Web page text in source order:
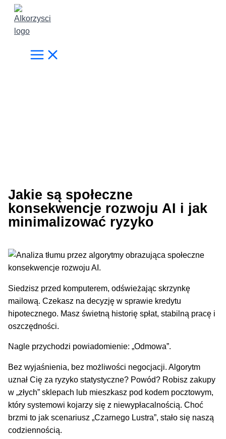
Przejdź
treści
Jakie są społeczne
konsekwencje rozwoju AI i jak
minimalizować ryzyko
Siedzisz przed komputerem, odświeżając skrzynkę
mailową. Czekasz na decyzję w sprawie kredytu
hipotecznego. Masz świetną historię spłat, stabilną pracę i
oszczędności.
Nagle przychodzi powiadomienie: „Odmowa”.
Bez wyjaśnienia, bez możliwości negocjacji. Algorytm
uznał Cię za ryzyko statystyczne? Powód? Robisz zakupy
w „złych” sklepach lub mieszkasz pod kodem pocztowym,
który systemowi kojarzy się z niewypłacalnością. Choć
brzmi to jak scenariusz „Czarnego Lustra”, stało się naszą
codziennością.